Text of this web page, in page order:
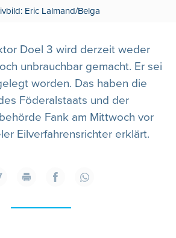
Eric Lalmand/Belga
Doel 3 wird derzeit weder
unbrauchbar gemacht. Er sei
worden. Das haben die
Föderalstaats und der
Fank am Mittwoch vor
Eilverfahrensrichter erklärt.